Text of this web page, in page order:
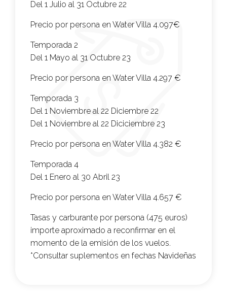
Del 1 Julio al 31 Octubre 22
Precio por persona en Water Villa 4.097€
Temporada 2
Del 1 Mayo al 31 Octubre 23
Precio por persona en Water Villa 4.297 €
Temporada 3
Del 1 Noviembre al 22 Diciembre 22
Del 1 Noviembre al 22 Diciciembre 23
Precio por persona en Water Villa 4.382 €
Temporada 4
Del 1 Enero al 30 Abril 23
Precio por persona en Water Villa 4.657 €
Tasas y carburante por persona (475 euros)
importe aproximado a reconfirmar en el
momento de la emisión de los vuelos.
*Consultar suplementos en fechas Navideñas